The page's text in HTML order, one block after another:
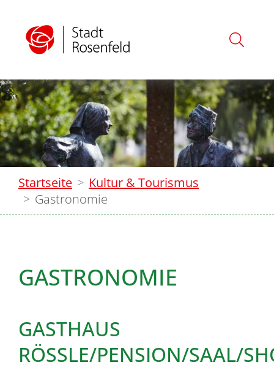
Startseite
Kultur & Tourismus
Gastronomie
GASTRONOMIE
GASTHAUS
RÖSSLE/PENSION/SAAL/